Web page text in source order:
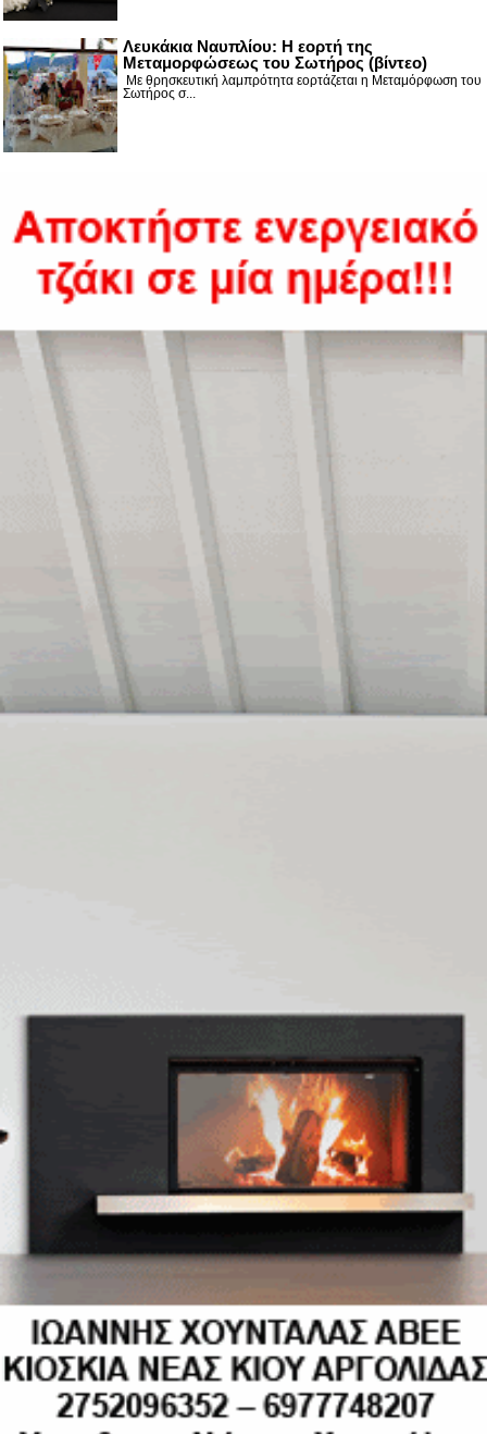
Λευκάκια Ναυπλίου: Η εορτή της
Μεταμορφώσεως του Σωτήρος (βίντεο)
Με θρησκευτική λαμπρότητα εορτάζεται η Μεταμόρφωση του
Σωτήρος σ...